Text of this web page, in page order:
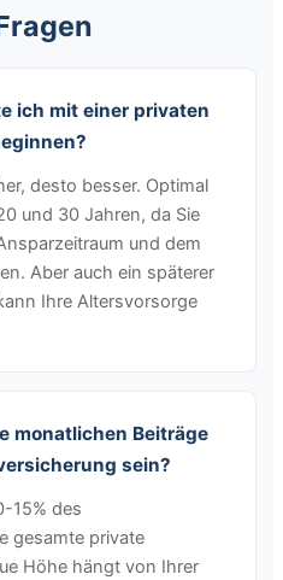
ich mit einer privaten
desto besser. Optimal
und 30 Jahren, da Sie
und dem
Aber auch ein späterer
Ihre Altersvorsorge
monatlichen Beiträge
sein?
15% des
gesamte private
Höhe hängt von Ihrer